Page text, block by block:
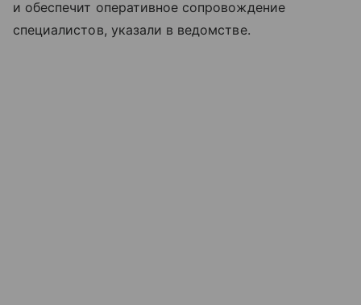
и обеспечит оперативное сопровождение
специалистов, указали в ведомстве.